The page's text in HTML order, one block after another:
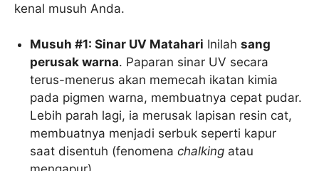
kenal musuh Anda.
Musuh #1: Sinar UV Matahari Inilahsang
perusak warna. Paparan sinar UV secara
terus-menerus akan memecah ikatan kimia
pada pigmen warna, membuatnya cepat pudar.
Lebih parah lagi, ia merusak lapisan resin cat,
membuatnya menjadi serbuk seperti kapur
saat disentuh (fenomenachalking atau